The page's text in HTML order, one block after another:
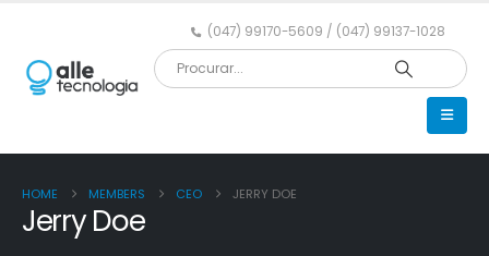
(047) 99170-5609 / (047) 99137-1028
HOME MEMBERS CEO JERRY DOE
Jerry Doe